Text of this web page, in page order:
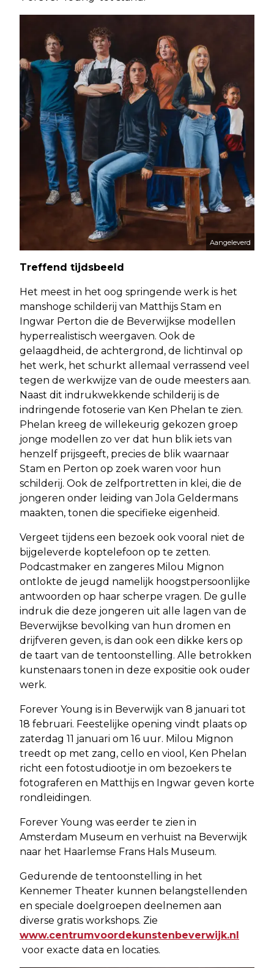
Aangeleverd
Treffend tijdsbeeld
Het meest in het oog springende werk is het
manshoge schilderij van Matthijs Stam en
Ingwar Perton die de Beverwijkse modellen
hyperrealistisch weergaven. Ook de
gelaagdheid, de achtergrond, de lichtinval op
het werk, het schurkt allemaal verrassend veel
tegen de werkwijze van de oude meesters aan.
Naast dit indrukwekkende schilderij is de
indringende fotoserie van Ken Phelan te zien.
Phelan kreeg de willekeurig gekozen groep
jonge modellen zo ver dat hun blik iets van
henzelf prijsgeeft, precies de blik waarnaar
Stam en Perton op zoek waren voor hun
schilderij. Ook de zelfportretten in klei, die de
jongeren onder leiding van Jola Geldermans
maakten, tonen die specifieke eigenheid.
Vergeet tijdens een bezoek ook vooral niet de
bijgeleverde koptelefoon op te zetten.
Podcastmaker en zangeres Milou Mignon
ontlokte de jeugd namelijk hoogstpersoonlijke
antwoorden op haar scherpe vragen. De gulle
indruk die deze jongeren uit alle lagen van de
Beverwijkse bevolking van hun dromen en
drijfveren geven, is dan ook een dikke kers op
de taart van de tentoonstelling. Alle betrokken
kunstenaars tonen in deze expositie ook ouder
werk.
Forever Young is in Beverwijk van 8 januari tot
18 februari. Feestelijke opening vindt plaats op
zaterdag 11 januari om 16 uur. Milou Mignon
treedt op met zang, cello en viool, Ken Phelan
richt een fotostudiootje in om bezoekers te
fotograferen en Matthijs en Ingwar geven korte
rondleidingen.
Forever Young was eerder te zien in
Amsterdam Museum en verhuist na Beverwijk
naar het Haarlemse Frans Hals Museum.
Gedurende de tentoonstelling in het
Kennemer Theater kunnen belangstellenden
en speciale doelgroepen deelnemen aan
diverse gratis workshops. Zie
www.centrumvoordekunstenbeverwijk.nl
voor exacte data en locaties.